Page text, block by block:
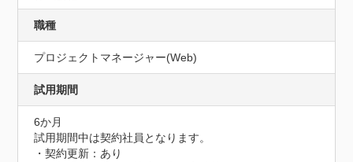
職種
プロジェクトマネージャー(Web)
試用期間
6か月
試用期間中は契約社員となります。
・契約更新：あり